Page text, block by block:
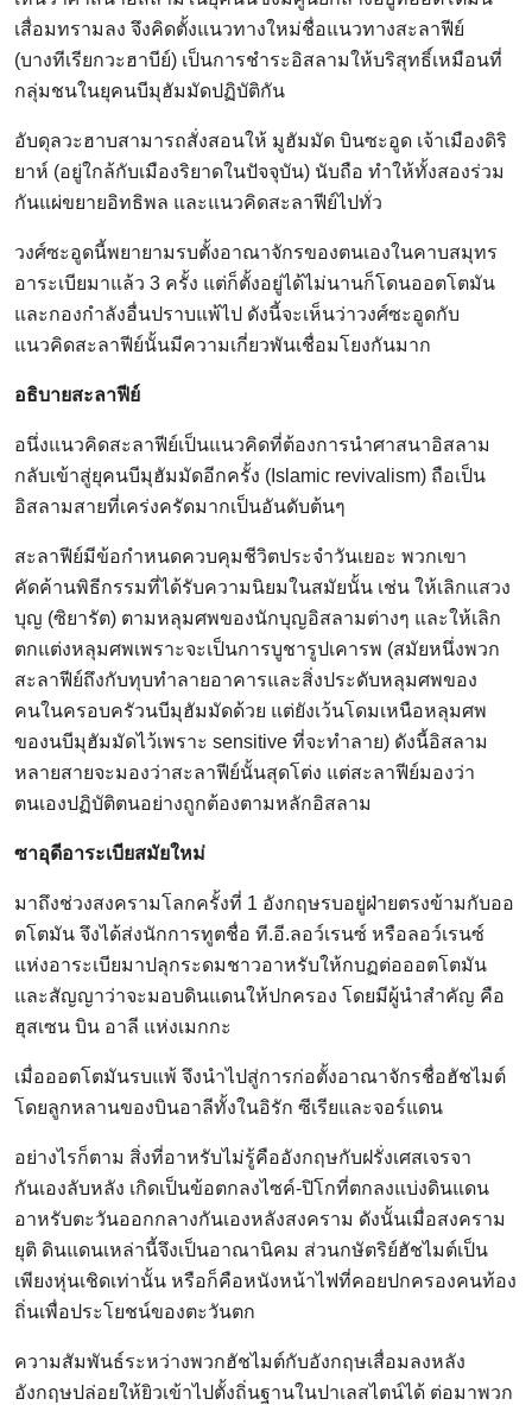
เสื่อมทรามลง จึงคิดตั้งแนวทางใหม่ชื่อแนวทางสะลาฟีย์
(บางทีเรียกวะฮาบีย์) เป็นการชำระอิสลามให้บริสุทธิ์เหมือนที่
กลุ่มชนในยุคนบีมุฮัมมัดปฏิบัติกัน
อับดุลวะฮาบสามารถสั่งสอนให้ มูฮัมมัด บินซะอูด เจ้าเมืองดิริ
ยาห์ (อยู่ใกล้กับเมืองริยาดในปัจจุบัน) นับถือ ทำให้ทั้งสองร่วม
กันแผ่ขยายอิทธิพล และแนวคิดสะลาฟีย์ไปทั่ว
วงศ์ซะอูดนี้พยายามรบตั้งอาณาจักรของตนเองในคาบสมุทร
อาระเบียมาแล้ว 3 ครั้ง แต่ก็ตั้งอยู่ได้ไม่นานก็โดนออตโตมัน
และกองกำลังอื่นปราบแพ้ไป ดังนี้จะเห็นว่าวงศ์ซะอูดกับ
แนวคิดสะลาฟีย์นั้นมีความเกี่ยวพันเชื่อมโยงกันมาก
อธิบายสะลาฟีย์
อนึ่งแนวคิดสะลาฟีย์เป็นแนวคิดที่ต้องการนำศาสนาอิสลาม
กลับเข้าสู่ยุคนบีมุฮัมมัดอีกครั้ง (Islamic revivalism) ถือเป็น
อิสลามสายที่เคร่งครัดมากเป็นอันดับต้นๆ
สะลาฟีย์มีข้อกำหนดควบคุมชีวิตประจำวันเยอะ พวกเขา
คัดค้านพิธีกรรมที่ได้รับความนิยมในสมัยนั้น เช่น ให้เลิกแสวง
บุญ (ซิยารัต) ตามหลุมศพของนักบุญอิสลามต่างๆ และให้เลิก
ตกแต่งหลุมศพเพราะจะเป็นการบูชารูปเคารพ (สมัยหนึ่งพวก
สะลาฟีย์ถึงกับทุบทำลายอาคารและสิ่งประดับหลุมศพของ
คนในครอบครัวนบีมุฮัมมัดด้วย แต่ยังเว้นโดมเหนือหลุมศพ
ของนบีมุฮัมมัดไว้เพราะ sensitive ที่จะทำลาย) ดังนี้อิสลาม
หลายสายจะมองว่าสะลาฟีย์นั้นสุดโต่ง แต่สะลาฟีย์มองว่า
ตนเองปฏิบัติตนอย่างถูกต้องตามหลักอิสลาม
ซาอุดีอาระเบียสมัยใหม่
มาถึงช่วงสงครามโลกครั้งที่ 1 อังกฤษรบอยู่ฝ่ายตรงข้ามกับออ
ตโตมัน จึงได้ส่งนักการทูตชื่อ ที.อี.ลอว์เรนซ์ หรือลอว์เรนซ์
แห่งอาระเบียมาปลุกระดมชาวอาหรับให้กบฏต่อออตโตมัน
และสัญญาว่าจะมอบดินแดนให้ปกครอง โดยมีผู้นำสำคัญ คือ
ฮุสเซน บิน อาลี แห่งเมกกะ
เมื่อออตโตมันรบแพ้ จึงนำไปสู่การก่อตั้งอาณาจักรชื่อฮัชไมต์
โดยลูกหลานของบินอาลีทั้งในอิรัก ซีเรียและจอร์แดน
อย่างไรก็ตาม สิ่งที่อาหรับไม่รู้คืออังกฤษกับฝรั่งเศสเจรจา
กันเองลับหลัง เกิดเป็นข้อตกลงไซค์-ปิโกที่ตกลงแบ่งดินแดน
อาหรับตะวันออกกลางกันเองหลังสงคราม ดังนั้นเมื่อสงคราม
ยุติ ดินแดนเหล่านี้จึงเป็นอาณานิคม ส่วนกษัตริย์ฮัชไมต์เป็น
เพียงหุ่นเชิดเท่านั้น หรือก็คือหนังหน้าไฟที่คอยปกครองคนท้อง
ถิ่นเพื่อประโยชน์ของตะวันตก
ความสัมพันธ์ระหว่างพวกฮัชไมต์กับอังกฤษเสื่อมลงหลัง
อังกฤษปล่อยให้ยิวเข้าไปตั้งถิ่นฐานในปาเลสไตน์ได้ ต่อมาพวก